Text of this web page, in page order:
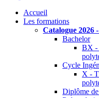
Accueil
Les formations
Catalogue 2026
Bachelor
BX -
Cycle
X -
Diplôme